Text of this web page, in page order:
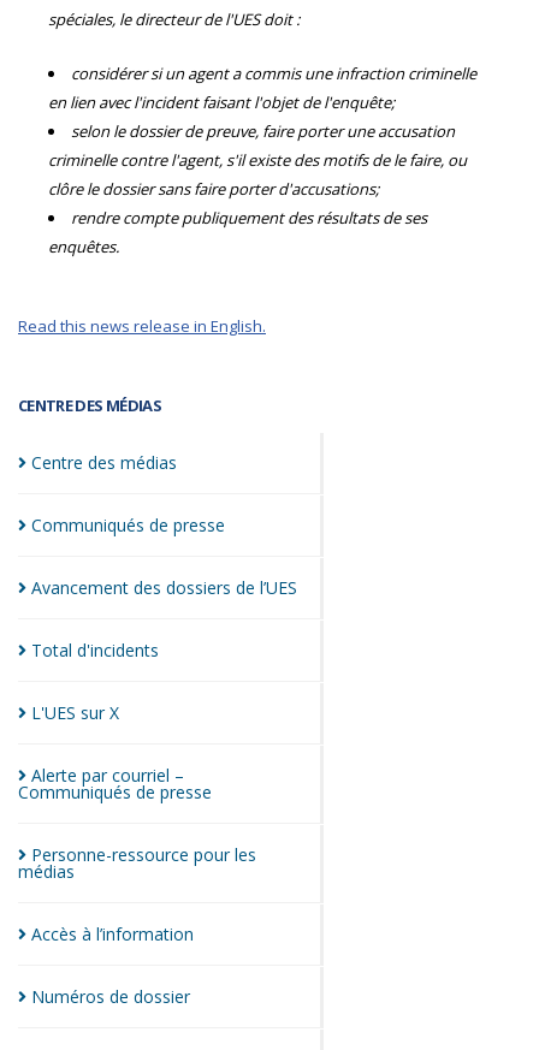
CENTRE DES MÉDIAS
Centre des médias
Communiqués de presse
Avancement des dossiers de l’UES
Total d'incidents
L'UES surX
Alerte par courriel –
Communiqués de presse
Personne-ressource pour les
médias
Accès à l’information
Numéros de dossier
spéciales, le directeur de l'UES doit :
considérer si un agent a commis une infraction criminelle
en lien avec l'incident faisant l'objet de l'enquête;
selon le dossier de preuve, faire porter une accusation
criminelle contre l'agent, s'il existe des motifs de le faire, ou
clôre le dossier sans faire porter d'accusations;
rendre compte publiquement des résultats de ses
enquêtes.
Read this news release in English.